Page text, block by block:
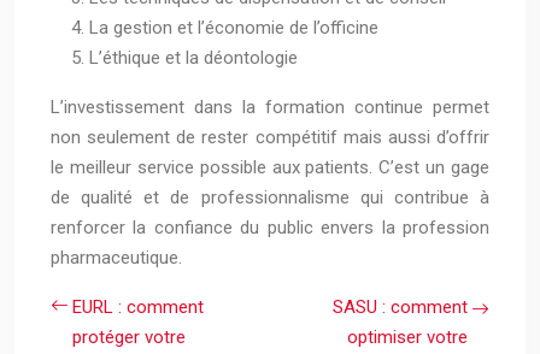
La gestion et l’économie de l’officine
L’éthique et la déontologie
L’investissement dans la formation continue permet
non seulement de rester compétitif mais aussi d’offrir
le meilleur service possible aux patients. C’est un gage
de qualité et de professionnalisme qui contribue à
renforcer la confiance du public envers la profession
pharmaceutique.
EURL : comment
protéger votre
SASU : comment
optimiser votre